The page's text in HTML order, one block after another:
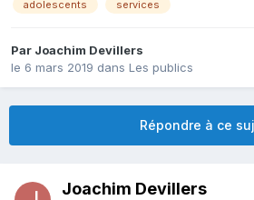
adolescents
services
Par Joachim Devillers
le 6 mars 2019 dans Les publics
Répondre à ce
Joachim Devillers